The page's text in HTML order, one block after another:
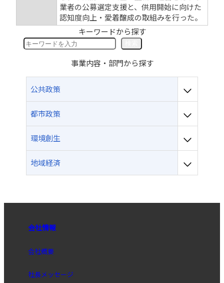
業者の公募選定支援と、供用開始に向けた
認知度向上・愛着醸成の取組みを行った。
キーワードから探す
事業内容・部門から探す
公共政策
都市政策
環境創生
地域経済
会社情報
会社概要
社長メッセージ